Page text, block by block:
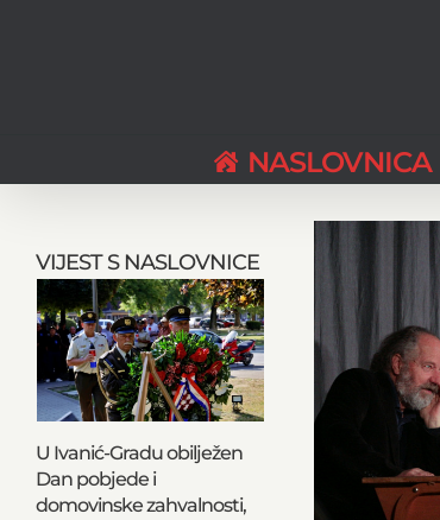
NASLOVNICA
View
Larger
Image
VIJEST S NASLOVNICE
U Ivanić-Gradu obilježen
Dan pobjede i
domovinske zahvalnosti,